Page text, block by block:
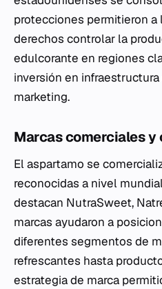
protecciones permitieron
derechos controlar la
edulcorante en regiones
inversión en
marketing.
Marcas comerciales y
El aspartamo se
reconocidas a nivel
destacan NutraSweet,
marcas ayudaron a
diferentes segmentos de
refrescantes hasta
estrategia de marca